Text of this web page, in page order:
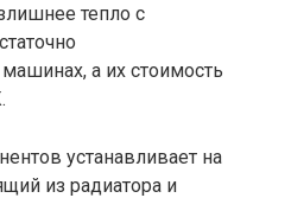
тепло с
а их стоимость
устанавливает на
из радиатора и